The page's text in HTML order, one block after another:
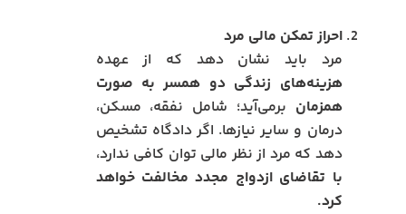
احراز تمکن مالی مرد
مرد باید نشان دهد که از عهده
هزینه‌های زندگی دو همسر به صورت
همزمان برمی‌آید؛ شامل نفقه، مسکن،
درمان و سایر نیازها. اگر دادگاه تشخیص
دهد که مرد از نظر مالی توان کافی ندارد،
با تقاضای ازدواج مجدد مخالفت خواهد
کرد.